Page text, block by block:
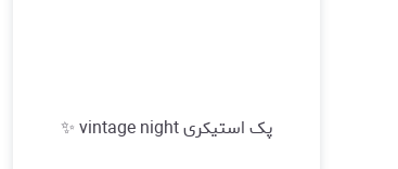
پک استیکری vintage night ✨